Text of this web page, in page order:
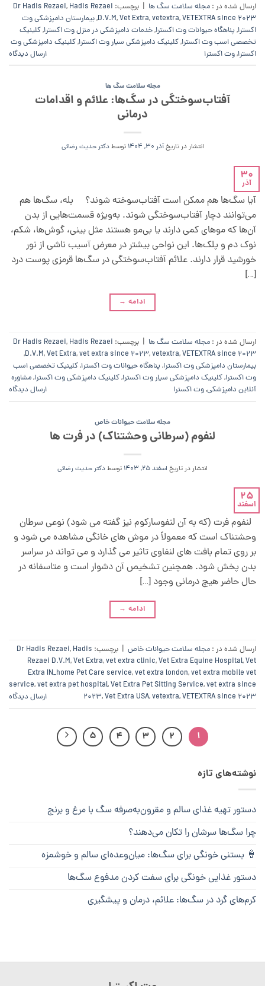
ارسال شده در : مجله سلامت سگ ها | برچسب: Dr Hadis Rezaei, Hadis Rezaei
D.V.M,Vet Extra,vetextra,VETEXTRA since 2023
,بیمارستان دامپزشکی وت
اکسترا,پناهگاه حیوانات وت اکسترا,خدمات دامپزشکی در منزل وت اکسترا,کلینیک
تخصصی اسب وت اکسترا,کلینیک دامپزشکی سیار وت اکسترا,کلینیک دامپزشکی وت
اکسترا,وت اکسترا ارسال دیدگاه
مجله سلامت سگ ها
آفتاب‌سوختگی در سگ‌ها: علائم و اقدامات
درمانی
انتشار در تاریخآذر 30, 1404 توسطدکتر حدیث رضائی
30
آذر
آیا سگ‌ها هم ممکن است آفتاب‌سوخته شوند؟ بله، سگ‌ها هم
می‌توانند دچار آفتاب‌سوختگی شوند. به‌ویژه قسمت‌هایی از بدن
آن‌ها که موهای کمی دارند یا بی‌مو هستند مثل بینی، گوش‌ها، شکم،
نوک دم و پلک‌ها. این نواحی بیشتر در معرض آسیب ناشی از نور
خورشید قرار دارند. علائم آفتاب‌سوختگی در سگ‌ها قرمزی پوست درد
[…]
ادامه →
ارسال شده در : مجله سلامت سگ ها | برچسب: Dr Hadis Rezaei, Hadis Rezaei
D.V.M,Vet Extra,vet extra since 2023,vetextra,VETEXTRA since 2023
,
بیمارستان دامپزشکی وت اکسترا,پناهگاه حیوانات وت اکسترا,کلینیک تخصصی اسب
وت اکسترا,کلینیک دامپزشکی سیار وت اکسترا,کلینیک دامپزشکی وت اکسترا,مشاوره
آنلاین دامپزشکی,وت اکسترا ارسال دیدگاه
مجله سلامت حیوانات خاص
لنفوم (سرطانی وحشتناک) در فرت ها
انتشار در تاریخ اسفند 25, 1403 توسطدکتر حدیث رضائی
25
اسفند
لنفوم فرت (که به آن لنفوسارکوم نیز گفته می شود) نوعی سرطان
وحشتناک است که معمولاً در موش های خانگی مشاهده می شود و
بر روی تمام بافت های لنفاوی تاثیر می گذارد و می تواند در سراسر
بدن پخش شود. همچنین تشخیص آن دشوار است و متاسفانه در
حال حاضر هیچ درمانی وجود […]
ادامه →
ارسال شده در : مجله سلامت حیوانات خاص | برچسب: Dr Hadis Rezaei, Hadis
Rezaei D.V.M,Vet Extra,vet extra clinic,Vet Extra Equine Hospital,Vet
Extra IN_home Pet Care service,vet extra london,vet extra mobile vet
service,vet extra pet hospital,Vet Extra Pet Sitting Service,vet extra since
2023,Vet Extra USA,vetextra,VETEXTRA since 2023 ارسال دیدگاه
1
2
3
4
5
نوشته‌های تازه
دستور تهیه غذای سالم و مقرون‌به‌صرفه سگ با مرغ و برنج
چرا سگ‌ها سرشان را تکان می‌دهند؟
🍦 بستنی خونگی برای سگ‌ها: میان‌وعده‌ای سالم و خوشمزه
دستور غذایی خونگی برای سفت کردن مدفوع سگ‌ها
کرم‌های گرد در سگ‌ها: علائم، درمان و پیشگیری